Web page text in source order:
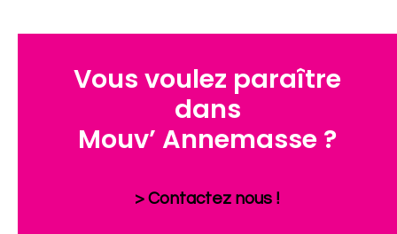
Vous voulez paraître
dans
Mouv’ Annemasse ?
> Contactez nous !